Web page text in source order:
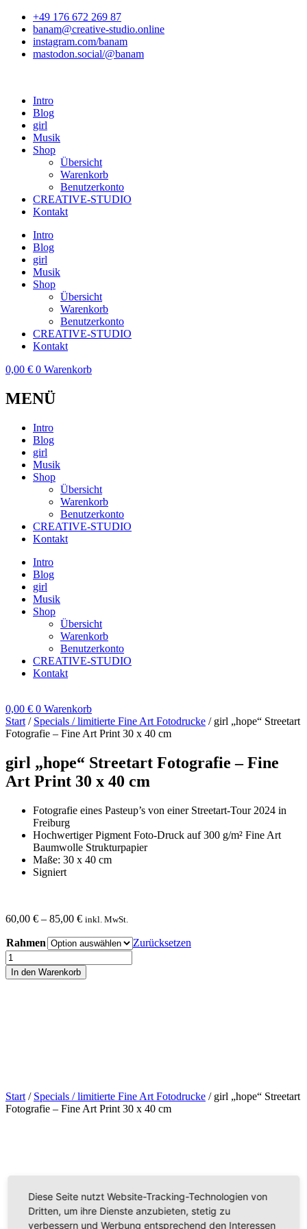
Zum
Inhalt
springen
+49 176 672 269 87
banam@creative-studio.online
instagram.com/banam
mastodon.social/@banam
Intro
Blog
girl
Musik
Shop
Übersicht
Warenkorb
Benutzerkonto
CREATIVE-STUDIO
Kontakt
Intro
Blog
girl
Musik
Shop
Übersicht
Warenkorb
Benutzerkonto
CREATIVE-STUDIO
Kontakt
0,00 € 0 Warenkorb
MENÜ
Intro
Blog
girl
Musik
Shop
Übersicht
Warenkorb
Benutzerkonto
CREATIVE-STUDIO
Kontakt
Intro
Blog
girl
Musik
Shop
Übersicht
Warenkorb
Benutzerkonto
CREATIVE-STUDIO
Kontakt
0,00 € 0 Warenkorb
Start / Specials / limitierte Fine Art Fotodrucke / girl „hope“ Streetart
Fotografie – Fine Art Print 30 x 40 cm
girl „hope“ Streetart Fotografie – Fine
Art Print 30 x 40 cm
Fotografie eines Pasteup’s von einer Streetart-Tour 2024 in
Freiburg
Hochwertiger Pigment Foto-Druck auf 300 g/m² Fine Art
Baumwolle Strukturpapier
Maße: 30 x 40 cm
Signiert
60,00 € – 85,00 € inkl. MwSt.
Rahmen
Zurücksetzen
girl
„hope“
Streetart
cm
Menge
In den Warenkorb
Start / Specials / limitierte Fine Art Fotodrucke / girl „hope“ Streetart
Fotografie – Fine Art Print 30 x 40 cm
Diese Seite nutzt Website-Tracking-Technologien von
Dritten, um ihre Dienste anzubieten, stetig zu
verbessern und Werbung entsprechend den Interessen